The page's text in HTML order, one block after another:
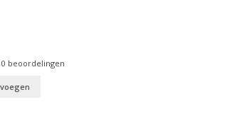
0 beoordelingen